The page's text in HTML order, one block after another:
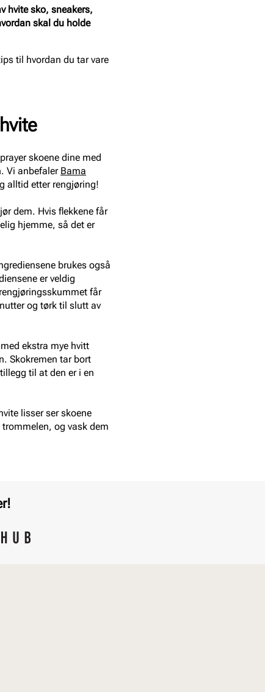
hvite sko, sneakers,
skal du holde
til hvordan du tar vare
skoene dine med
Vi anbefaler Bama
alltid etter rengjøring!
dem. Hvis flekkene får
hjemme, så det er
brukes også
er veldig
får
og tørk til slutt av
ekstra mye hvitt
Skokremen tar bort
til at den er i en
lisser ser skoene
og vask dem